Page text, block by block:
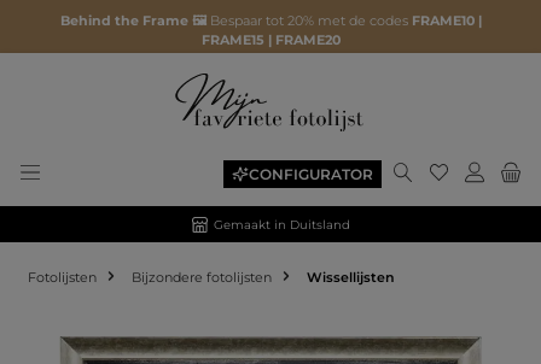
Behind the Frame 🖼️ Bespaar tot 20% met de codes FRAME10 |
FRAME15 | FRAME20
CONFIGURATOR
Gemaakt in Duitsland
Fotolijsten Bijzondere fotolijsten Wissellijsten
Afbeeldingengalerij overslaan